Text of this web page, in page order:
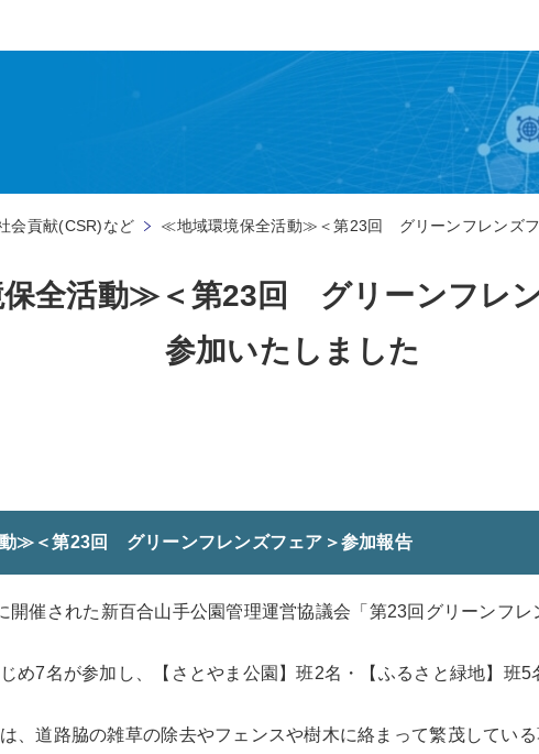
会貢献(CSR)など ≪地域環境保全活動≫＜第23回 グリーンフレンズフ
全活動≫＜第23回 グリーンフレ
参加いたしました
≫＜第23回 グリーンフレンズフェア＞参加報告
開催された新百合山手公園管理運営協議会「第23回グリーンフレ
め7名が参加し、【さとやま公園】班2名・【ふるさと緑地】班
は、道路脇の雑草の除去やフェンスや樹木に絡まって繁茂してい